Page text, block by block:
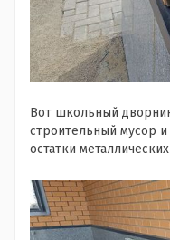
Вот школьный
строительный мусор
остатки